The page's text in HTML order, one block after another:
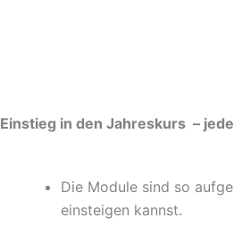
Einstieg in den Jahreskurs –
Die Module sind so
einsteigen kannst.